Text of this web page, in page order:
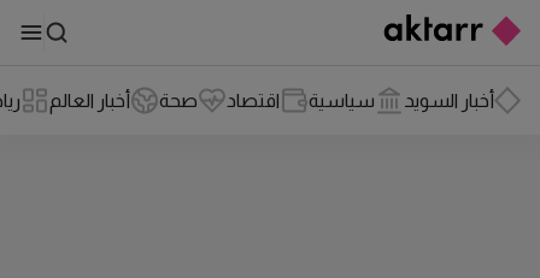
أخبار السويد سياسية اقتصاد صحة أخبار العالم